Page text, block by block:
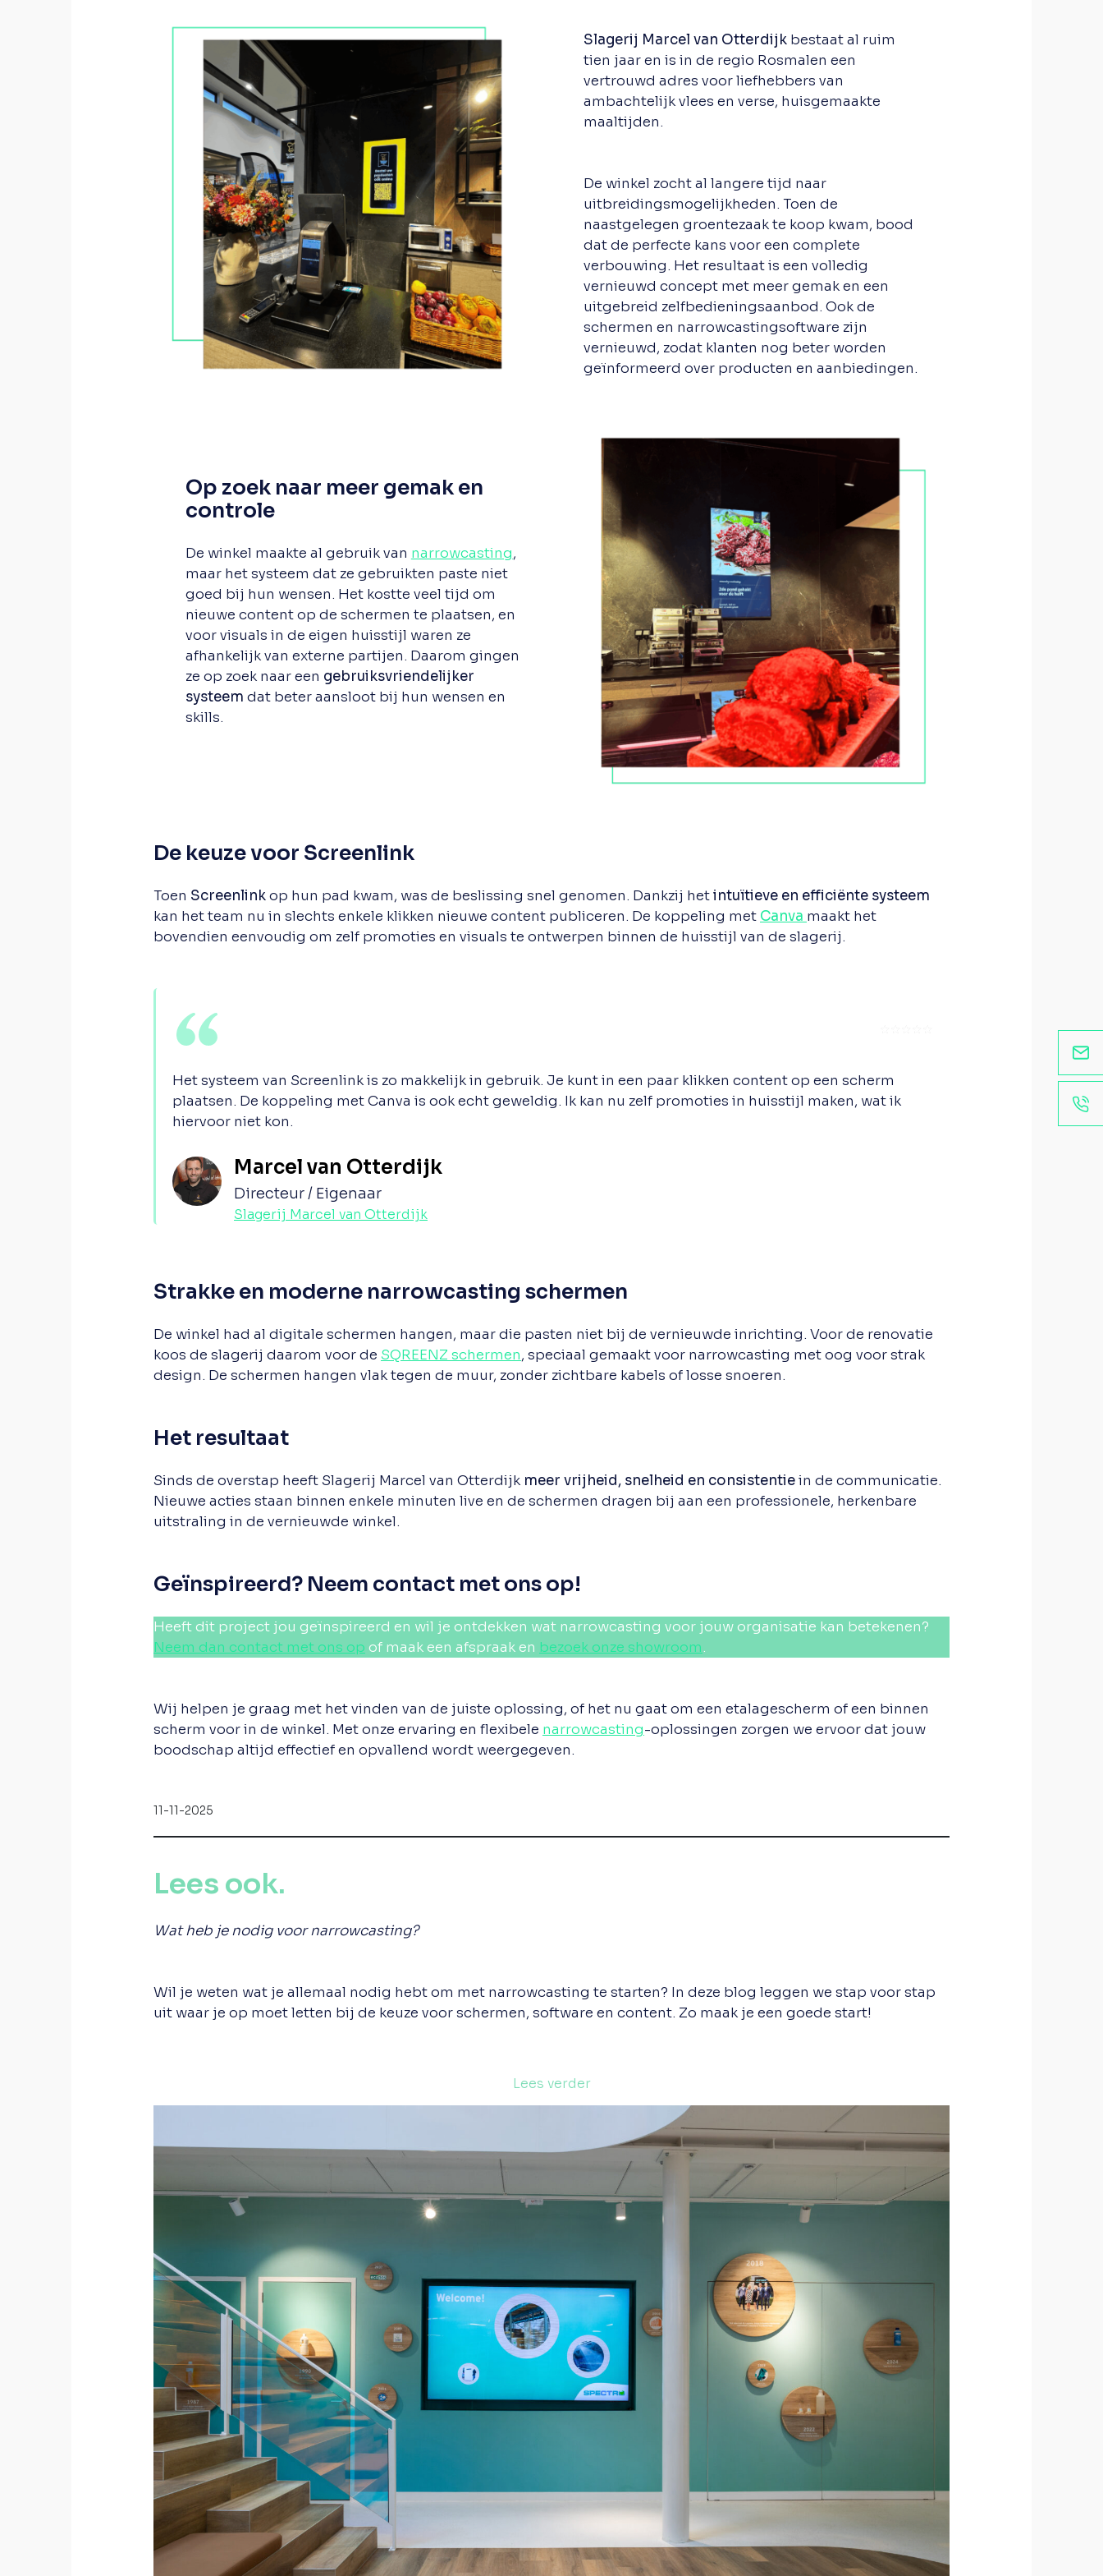
Slagerij Marcel van Otterdijkbestaat al ruim
tien jaar en is in de regio Rosmalen een
vertrouwd adres voor liefhebbers van
ambachtelijk vlees en verse, huisgemaakte
maaltijden.
De winkel zocht al langere tijd naar
uitbreidingsmogelijkheden. Toen de
naastgelegen groentezaak te koop kwam, bood
dat de perfecte kans voor een complete
verbouwing. Het resultaat is een volledig
vernieuwd concept met meer gemak en een
uitgebreid zelfbedieningsaanbod. Ook de
schermen en narrowcastingsoftware zijn
vernieuwd, zodat klanten nog beter worden
geïnformeerd over producten en aanbiedingen.
Op zoek naar meer gemak en
controle
De winkel maakte al gebruik van narrowcasting,
maar het systeem dat ze gebruikten paste niet
goed bij hun wensen. Het kostte veel tijd om
nieuwe content op de schermen te plaatsen, en
voor visuals in de eigen huisstijl waren ze
afhankelijk van externe partijen. Daarom gingen
ze op zoek naar een gebruiksvriendelijker
systeem dat beter aansloot bij hun wensen en
skills.
De keuze voor Screenlink
Toen Screenlinkop hun pad kwam, was de beslissing snel genomen. Dankzij hetintuïtieve en efficiënte systeem
kan het team nu in slechts enkele klikken nieuwe content publiceren. De koppeling met Canva maakt het
bovendien eenvoudig om zelf promoties en visuals te ontwerpen binnen de huisstijl van de slagerij.
Het systeem van Screenlink is zo makkelijk in gebruik. Je kunt in een paar klikken content op een scherm
plaatsen. De koppeling met Canva is ook echt geweldig. Ik kan nu zelf promoties in huisstijl maken, wat ik
hiervoor niet kon.
Marcel van Otterdijk
Directeur / Eigenaar
Slagerij Marcel van Otterdijk
Strakke en moderne narrowcasting schermen
De winkel had al digitale schermen hangen, maar die pasten niet bij de vernieuwde inrichting. Voor de renovatie
koos de slagerij daarom voor de SQREENZ schermen, speciaal gemaakt voor narrowcasting met oog voor strak
design. De schermen hangen vlak tegen de muur, zonder zichtbare kabels of losse snoeren.
Het resultaat
Sinds de overstap heeft Slagerij Marcel van Otterdijk meer vrijheid, snelheid en consistentiein de communicatie.
Nieuwe acties staan binnen enkele minuten live en de schermen dragen bij aan een professionele, herkenbare
uitstraling in de vernieuwde winkel.
Geïnspireerd? Neem contact met ons op!
Heeft dit project jou geïnspireerd en wil je ontdekken wat narrowcasting voor jouw organisatie kan betekenen?
Neem dan contact met ons op of maak een afspraak en bezoek onze showroom.
Wij helpen je graag met het vinden van de juiste oplossing, of het nu gaat om een etalagescherm of een binnen
scherm voor in de winkel. Met onze ervaring en flexibele narrowcasting-oplossingen zorgen we ervoor dat jouw
boodschap altijd effectief en opvallend wordt weergegeven.
11-11-2025
Lees ook.
Wat heb je nodig voor narrowcasting?
Wil je weten wat je allemaal nodig hebt om met narrowcasting te starten? In deze blog leggen we stap voor stap
uit waar je op moet letten bij de keuze voor schermen, software en content. Zo maak je een goede start!
Lees verder